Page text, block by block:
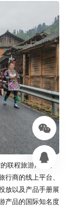
联程旅游产品，
行商的线上平台、
放以及产品手册展
产品的国际知名度